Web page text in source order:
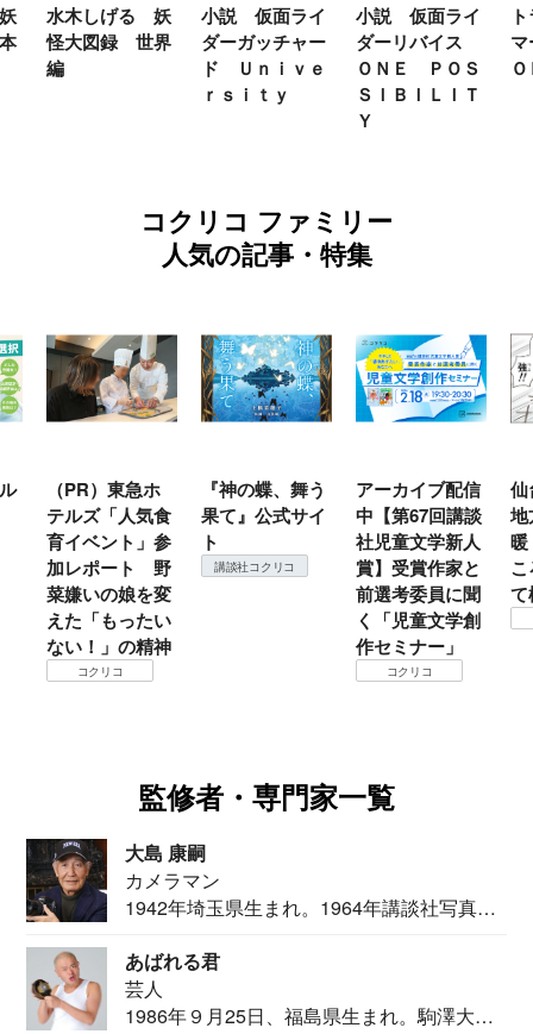
水木しげる 妖
怪大図録 世界
編
小説 仮面ライ
ダーガッチャー
ド Ｕｎｉｖｅ
ｒｓｉｔｙ
小説 仮面ライ
ダーリバイス
ＯＮＥ ＰＯＳ
ＳＩＢＩＬＩＴ
Ｙ
コクリコ ファミリー
人気の記事・特集
（PR）東急ホ
テルズ「人気食
育イベント」参
加レポート 野
菜嫌いの娘を変
えた「もったい
ない！」の精神
コクリコ
『神の蝶、舞う
果て』公式サイ
ト
講談社コクリコ
アーカイブ配信
中【第67回講談
社児童文学新人
賞】受賞作家と
前選考委員に聞
く「児童文学創
作セミナー」
コクリコ
仙
地
て
監修者・専門家一覧
大島 康嗣
カメラマン
1942年埼玉県生まれ。1964年講談社写真部
あばれる君
芸人
1986年９月25日、福島県生まれ。駒澤大学